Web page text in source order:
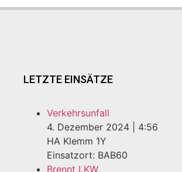
LETZTE EINSÄTZE
Verkehrsunfall
4. Dezember 2024
4:56
HA Klemm 1Y
Einsatzort: BAB60
Brennt LKW